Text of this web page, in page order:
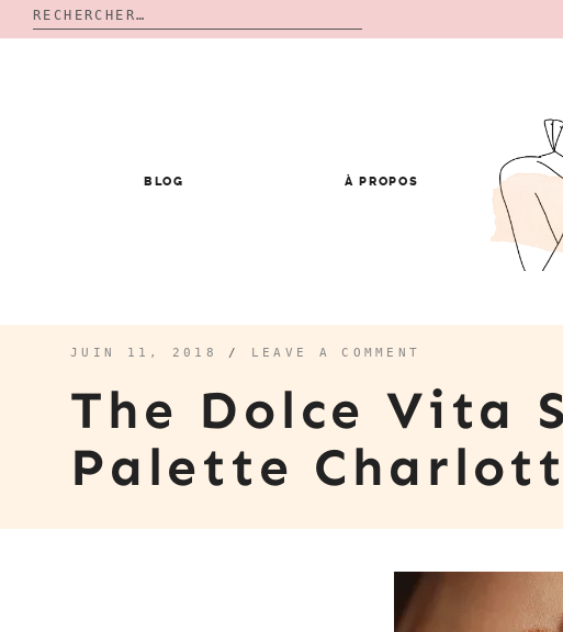
Rechercher :
BLOG À PROPOS
JUIN 11, 2018 / LEAVE A COMMENT
The Dolce Vita
Palette